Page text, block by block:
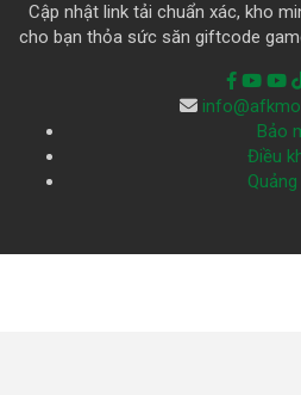
Cập nhật link tải chuẩn xác, kho
cho bạn thỏa sức săn giftcode
Bảo
Điều